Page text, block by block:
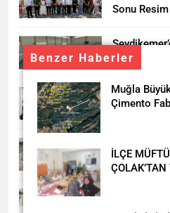
Benzer Haberler
Muğla
Çimento
İLÇE
ÇOLAK’TAN
Sonu
Haftası
DALAMAN
BAŞKAN
Büyüyor:
Duysun”